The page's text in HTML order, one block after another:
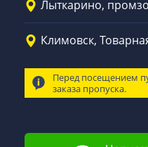
Лыткарино,
Климовск,
Перед посещением
заказа пропуска.